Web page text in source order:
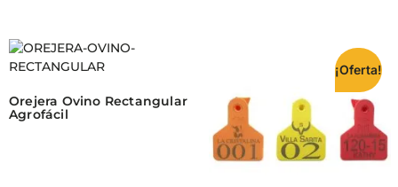
Orejera Ovino Rectangular
Agrofácil
¡Oferta!